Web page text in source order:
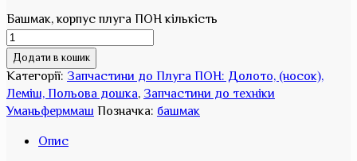
Башмак, корпус плуга ПОН кількість
Додати в кошик
Категорії: Запчастини до Плуга ПОН: Долото, (носок),
Леміш, Польова дошка,Запчастини до техніки
УманьферммашПозначка: башмак
Опис